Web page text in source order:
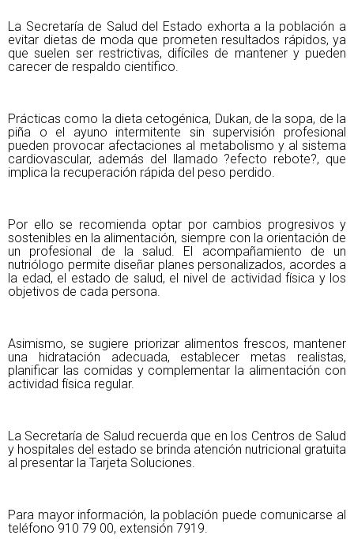
La Secretaría de Salud del Estado exhorta a la población a
evitar dietas de moda que prometen resultados rápidos, ya
que suelen ser restrictivas, difíciles de mantener y pueden
carecer de respaldo científico.
Prácticas como la dieta cetogénica, Dukan, de la sopa, de la
piña o el ayuno intermitente sin supervisión profesional
pueden provocar afectaciones al metabolismo y al sistema
cardiovascular, además del llamado ?efecto rebote?, que
implica la recuperación rápida del peso perdido.
Por ello se recomienda optar por cambios progresivos y
sostenibles en la alimentación, siempre con la orientación de
un profesional de la salud. El acompañamiento de un
nutriólogo permite diseñar planes personalizados, acordes a
la edad, el estado de salud, el nivel de actividad física y los
objetivos de cada persona.
Asimismo, se sugiere priorizar alimentos frescos, mantener
una hidratación adecuada, establecer metas realistas,
planificar las comidas y complementar la alimentación con
actividad física regular.
La Secretaría de Salud recuerda que en los Centros de Salud
y hospitales del estado se brinda atención nutricional gratuita
al presentar la Tarjeta Soluciones.
Para mayor información, la población puede comunicarse al
teléfono 910 79 00, extensión 7919.